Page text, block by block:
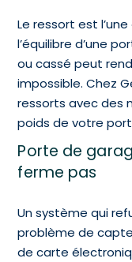
Le ressort est
l’équilibre d’une
ou cassé peut
impossible. Chez
ressorts avec des
poids de votre
Porte de
ferme pas
Un système qui
problème de
de carte